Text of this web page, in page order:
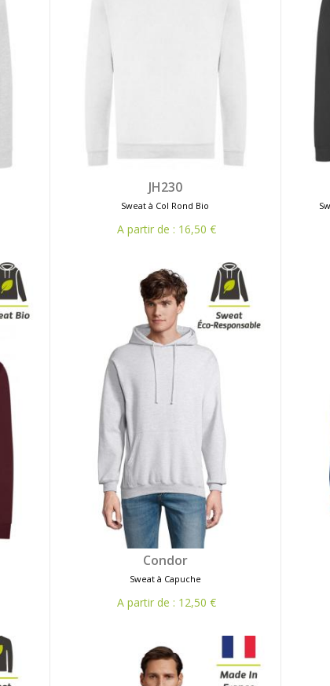
JH230
Sweat à Col Rond Bio
A partir de : 16,50 €
Condor
Sweat à Capuche
A partir de : 12,50 €